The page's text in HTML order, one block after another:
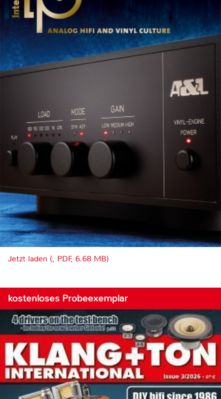
Jetzt laden (, PDF, 6.68 MB)
kostenloses Probeexemplar